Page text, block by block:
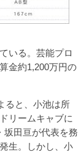
いる。芸能プロ
金約1,200万円の
ると、小池は所
リームキャブに
坂田亘が代表を務
生。しかし、小